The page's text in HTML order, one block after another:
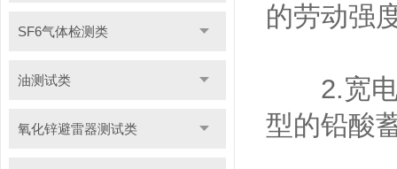
SF6气体检测类
油测试类
氧化锌避雷器测试类
的劳动强
2.宽电
型的铅酸